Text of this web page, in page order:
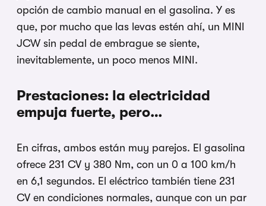
opción de cambio manual en el gasolina. Y es
que, por mucho que las levas estén ahí, un MINI
JCW sin pedal de embrague se siente,
inevitablemente, un poco menos MINI.
Prestaciones: la electricidad
empuja fuerte, pero…
En cifras, ambos están muy parejos. El gasolina
ofrece 231 CV y 380 Nm, con un 0 a 100 km/h
en 6,1 segundos. El eléctrico también tiene 231
CV en condiciones normales, aunque con un par